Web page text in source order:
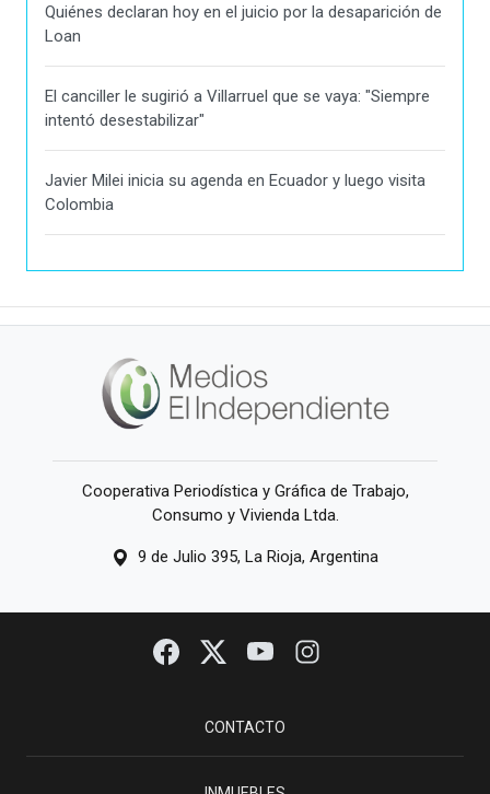
Quiénes declaran hoy en el juicio por la desaparición de
Loan
El canciller le sugirió a Villarruel que se vaya: "Siempre
intentó desestabilizar"
Javier Milei inicia su agenda en Ecuador y luego visita
Colombia
Cooperativa Periodística y Gráfica de Trabajo,
Consumo y Vivienda Ltda.
9 de Julio 395, La Rioja, Argentina
CONTACTO